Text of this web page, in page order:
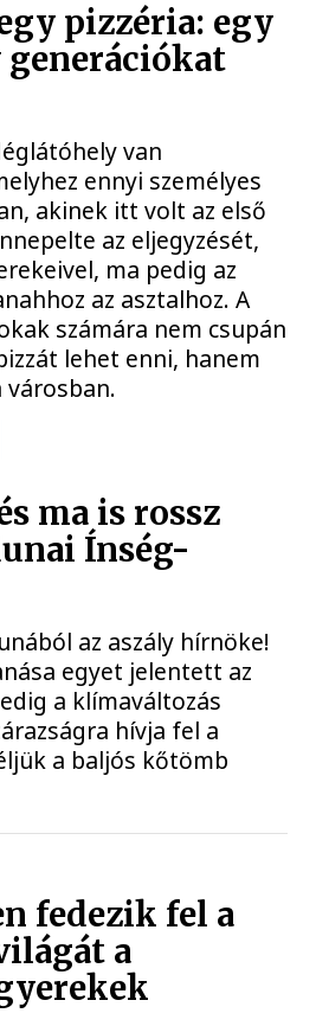
pizzéria: egy
generációkat
van
ennyi személyes
akinek itt volt az első
az eljegyzését,
ma pedig az
az asztalhoz. A
számára nem csupán
lehet enni, hanem
ma is rossz
Ínség-
az aszály hírnöke!
egyet jelentett az
a klímaváltozás
hívja fel a
a baljós kőtömb
fedezik fel a
a